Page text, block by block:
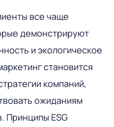
все чаще
демонстрируют
и экологическое
становится
компаний,
ожиданиям
Принципы ESG